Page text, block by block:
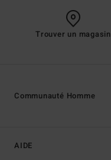
Trouver un magasin
AIDE
Communauté Homme